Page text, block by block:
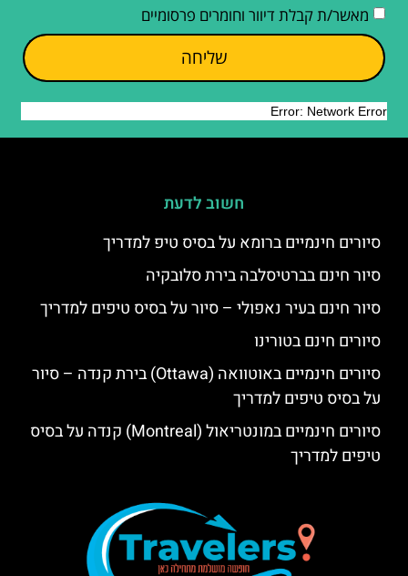
מאשר/ת קבלת דיוור וחומרים פרסומיים
שליחה
חשוב לדעת
סיורים חינמיים ברומא על בסיס טיפ למדריך
סיור חינם בברטיסלבה בירת סלובקיה
סיור חינם בעיר נאפולי – סיור על בסיס טיפים למדריך
סיורים חינם בטורינו
סיורים חינמיים באוטוואה (Ottawa) בירת קנדה – סיור
על בסיס טיפים למדריך
סיורים חינמיים במונטריאול (Montreal) קנדה על בסיס
טיפים למדריך